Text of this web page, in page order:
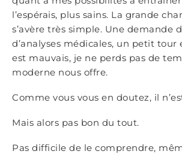
l’espérais, plus sains. La grande
s’avère très simple. Une demande
d’analyses médicales, un petit tour
est mauvais, je ne perds pas de
moderne nous offre.
Comme vous vous en doutez, il
Mais alors pas bon du tout.
Pas difficile de le comprendre,